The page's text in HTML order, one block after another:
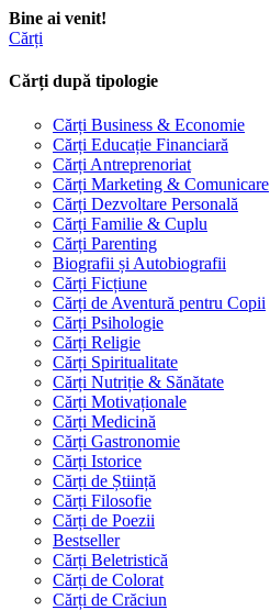
Bine ai venit!
Cărți
Cărți după tipologie
Cărți Business & Economie
Cărți Educație Financiară
Cărți Antreprenoriat
Cărți Marketing & Comunicare
Cărți Dezvoltare Personală
Cărți Familie & Cuplu
Cărți Parenting
Biografii și Autobiografii
Cărți Ficțiune
Cărți de Aventură pentru Copii
Cărți Psihologie
Cărți Religie
Cărți Spiritualitate
Cărți Nutriție & Sănătate
Cărți Motivaționale
Cărți Medicină
Cărți Gastronomie
Cărți Istorice
Cărți de Știință
Cărți Filosofie
Cărți de Poezii
Bestseller
Cărți Beletristică
Cărți de Colorat
Cărți de Crăciun